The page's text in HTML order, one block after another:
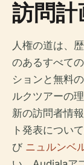
訪問計
人権の道は、
のあるすべて
ションと無料
ルクツアーの
新の訪問者情
ト発表について
び ニュルンベ